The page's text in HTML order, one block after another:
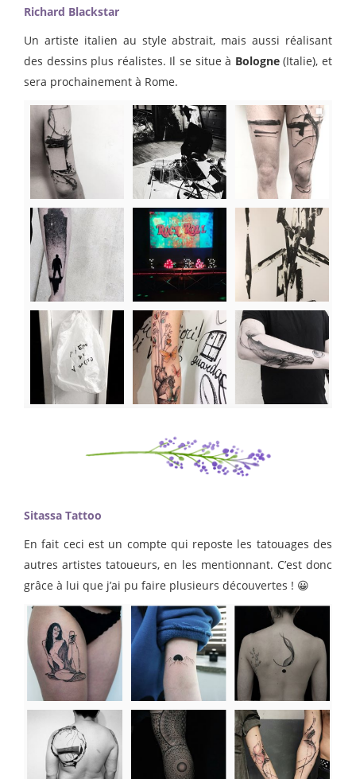
Richard Blackstar
Un artiste italien au style abstrait, mais aussi réalisant
des dessins plus réalistes. Il se situe à Bologne(Italie), et
sera prochainement à Rome.
Sitassa Tattoo
En fait ceci est un compte qui reposte les tatouages des
autres artistes tatoueurs, en les mentionnant. C’est donc
grâce à lui que j’ai pu faire plusieurs découvertes ! 😀